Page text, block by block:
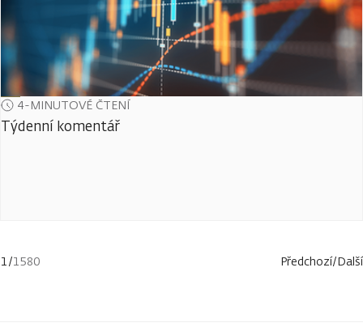
4-MINUTOVÉ ČTENÍ
Týdenní komentář
1/1580 Předchozí/Další